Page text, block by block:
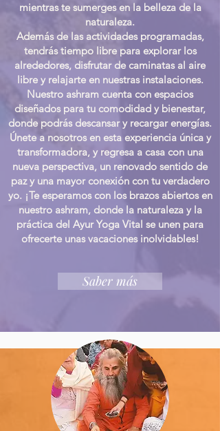
mientras te sumerges en la belleza de la
naturaleza.
Además de las actividades programadas,
tendrás tiempo libre para explorar los
alrededores, disfrutar de caminatas al aire
libre y relajarte en nuestras instalaciones.
Nuestro ashram cuenta con espacios
diseñados para tu comodidad y bienestar,
donde podrás descansar y recargar energías.
Únete a nosotros en esta experiencia única y
transformadora, y regresa a casa con una
nueva perspectiva, un renovado sentido de
paz y una mayor conexión con tu verdadero
yo. ¡Te esperamos con los brazos abiertos en
nuestro ashram, donde la naturaleza y la
práctica del Ayur Yoga Vital se unen para
ofrecerte unas vacaciones inolvidables!
Saber más